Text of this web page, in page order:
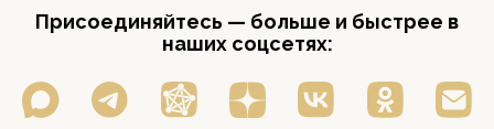
Присоединяйтесь — больше и быстрее в
наших соцсетях: